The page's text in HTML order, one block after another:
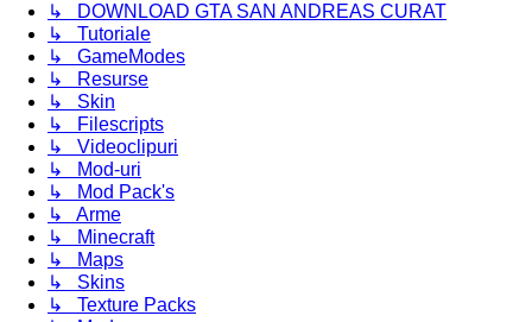
↳ DOWNLOAD GTA SAN ANDREAS CURAT
↳ Tutoriale
↳ GameModes
↳ Resurse
↳ Skin
↳ Filescripts
↳ Videoclipuri
↳ Mod-uri
↳ Mod Pack's
↳ Arme
↳ Minecraft
↳ Maps
↳ Skins
↳ Texture Packs